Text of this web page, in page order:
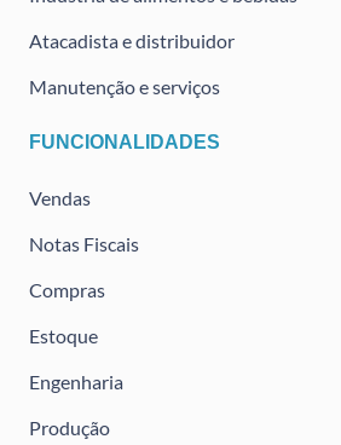
Atacadista e distribuidor
Manutenção e serviços
FUNCIONALIDADES
Vendas
Notas Fiscais
Compras
Estoque
Engenharia
Produção